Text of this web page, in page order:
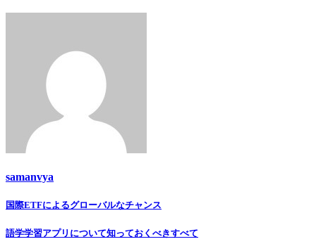
samanvya
投
稿
国際ETFによるグローバルなチャンス
語学学習アプリについて知っておくべきすべて